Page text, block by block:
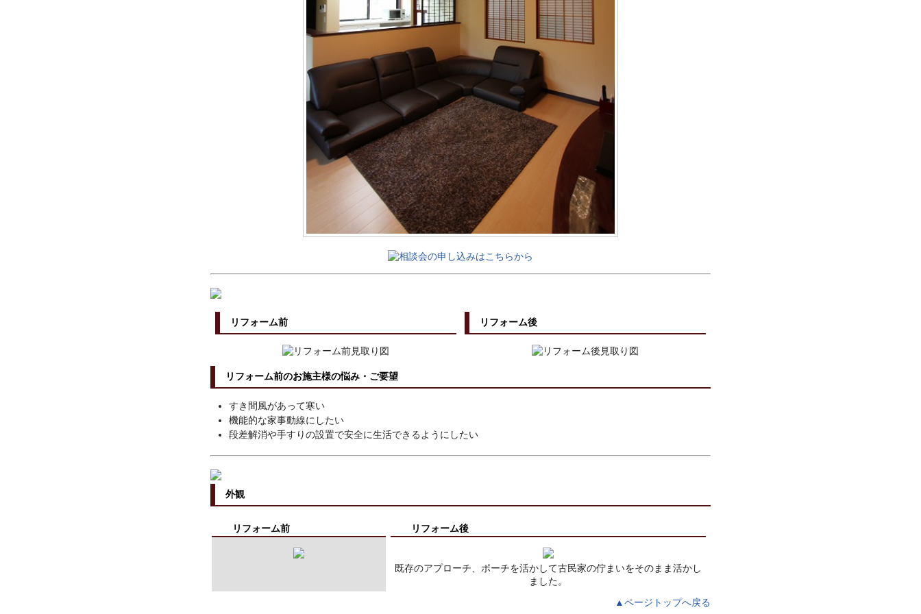
リフォーム前 リフォーム後
リフォーム前のお施主様の悩み・ご要望
すき間風があって寒い
機能的な家事動線にしたい
段差解消や手すりの設置で安全に生活できるようにしたい
外観
リフォーム前 リフォーム後
既存のアプローチ、ポーチを活かして古民家の佇まいをそのまま活かし
ました。
▲ページトップへ戻る